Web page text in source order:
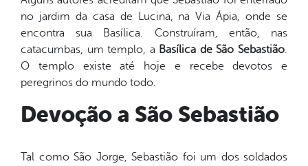
no jardim da casa de Lucina, na Via Ápia, onde se
encontra sua Basílica. Construíram, então, nas
catacumbas, um templo, a Basílica de São Sebastião.
O templo existe até hoje e recebe devotos e
peregrinos do mundo todo.
Devoção a São Sebastião
Tal como São Jorge, Sebastião foi um dos soldados